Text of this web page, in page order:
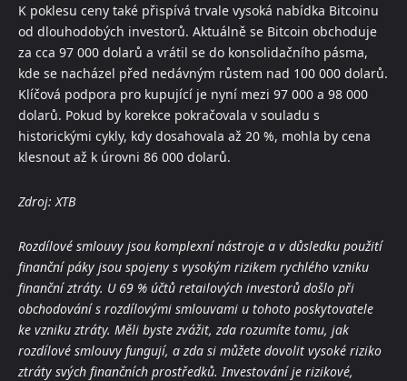
K poklesu ceny také přispívá trvale vysoká nabídka Bitcoinu
od dlouhodobých investorů. Aktuálně se Bitcoin obchoduje
za cca 97 000 dolarů a vrátil se do konsolidačního pásma,
kde se nacházel před nedávným růstem nad 100 000 dolarů.
Klíčová podpora pro kupující je nyní mezi 97 000 a 98 000
dolarů. Pokud by korekce pokračovala v souladu s
historickými cykly, kdy dosahovala až 20 %, mohla by cena
klesnout až k úrovni 86 000 dolarů.
Zdroj: XTB
Rozdílové smlouvy jsou komplexní nástroje a v důsledku použití
finanční páky jsou spojeny s vysokým rizikem rychlého vzniku
finanční ztráty. U 69 % účtů retailových investorů došlo při
obchodování s rozdílovými smlouvami u tohoto poskytovatele
ke vzniku ztráty. Měli byste zvážit, zda rozumíte tomu, jak
rozdílové smlouvy fungují, a zda si můžete dovolit vysoké riziko
ztráty svých finančních prostředků. Investování je rizikové,